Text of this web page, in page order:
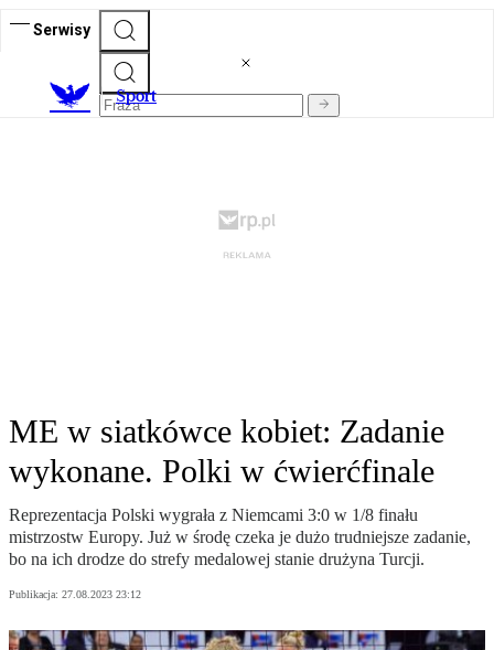
Serwisy
Sport
ME w siatkówce kobiet: Zadanie
wykonane. Polki w ćwierćfinale
Reprezentacja Polski wygrała z Niemcami 3:0 w 1/8 finału
mistrzostw Europy. Już w środę czeka je dużo trudniejsze zadanie,
bo na ich drodze do strefy medalowej stanie drużyna Turcji.
Publikacja: 27.08.2023 23:12